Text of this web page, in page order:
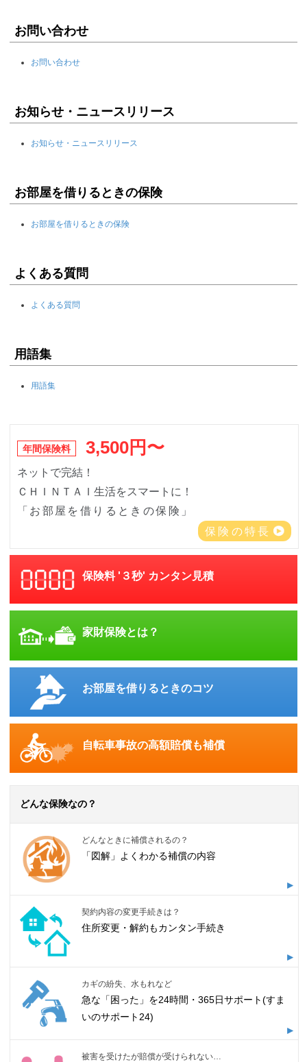
お問い合わせ
お問い合わせ
お知らせ・ニュースリリース
お知らせ・ニュースリリース
お部屋を借りるときの保険
お部屋を借りるときの保険
よくある質問
よくある質問
用語集
用語集
年間保険料 3,500円〜
ネットで完結！
ＣＨＩＮＴＡＩ生活をスマートに！
「お部屋を借りるときの保険」
保険の特長
保険料 '３秒' カンタン見積
家財保険とは？
お部屋を借りるときのコツ
自転車事故の高額賠償も補償
どんな保険なの？
どんなときに補償されるの？
「図解」よくわかる補償の内容
契約内容の変更手続きは？
住所変更・解約もカンタン手続き
カギの紛失、水もれなど
急な「困った」を24時間・365日サポート(すま
いのサポート24)
被害を受けたが賠償が受けられない…